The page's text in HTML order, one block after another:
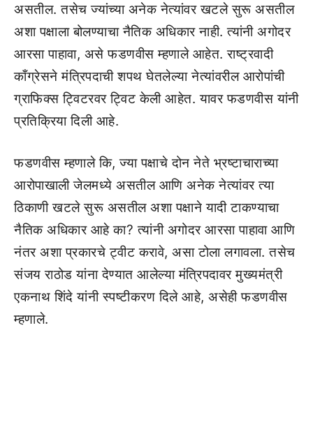
असतील. तसेच ज्यांच्या अनेक नेत्यांवर खटले सुरू असतील
अशा पक्षाला बोलण्याचा नैतिक अधिकार नाही. त्यांनी अगोदर
आरसा पाहावा, असे फडणवीस म्हणाले आहेत. राष्ट्रवादी
काँग्रेसने मंत्रिपदाची शपथ घेतलेल्या नेत्यांवरील आरोपांची
ग्राफिक्स ट्विटरवर ट्विट केली आहेत. यावर फडणवीस यांनी
प्रतिक्रिया दिली आहे.
फडणवीस म्हणाले कि, ज्या पक्षाचे दोन नेते भ्रष्टाचाराच्या
आरोपाखाली जेलमध्ये असतील आणि अनेक नेत्यांवर त्या
ठिकाणी खटले सुरू असतील अशा पक्षाने यादी टाकण्याचा
नैतिक अधिकार आहे का? त्यांनी अगोदर आरसा पाहावा आणि
नंतर अशा प्रकारचे ट्वीट करावे, असा टोला लगावला. तसेच
संजय राठोड यांना देण्यात आलेल्या मंत्रिपदावर मुख्यमंत्री
एकनाथ शिंदे यांनी स्पष्टीकरण दिले आहे, असेही फडणवीस
म्हणाले.